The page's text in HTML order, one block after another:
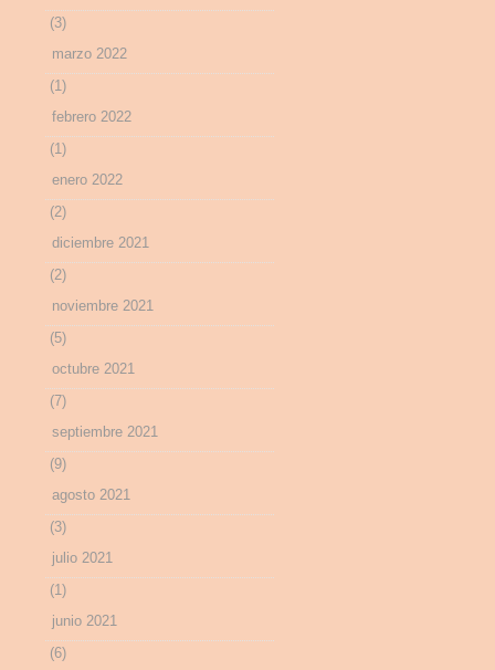
(3)
marzo 2022
(1)
febrero 2022
(1)
enero 2022
(2)
diciembre 2021
(2)
noviembre 2021
(5)
octubre 2021
(7)
septiembre 2021
(9)
agosto 2021
(3)
julio 2021
(1)
junio 2021
(6)